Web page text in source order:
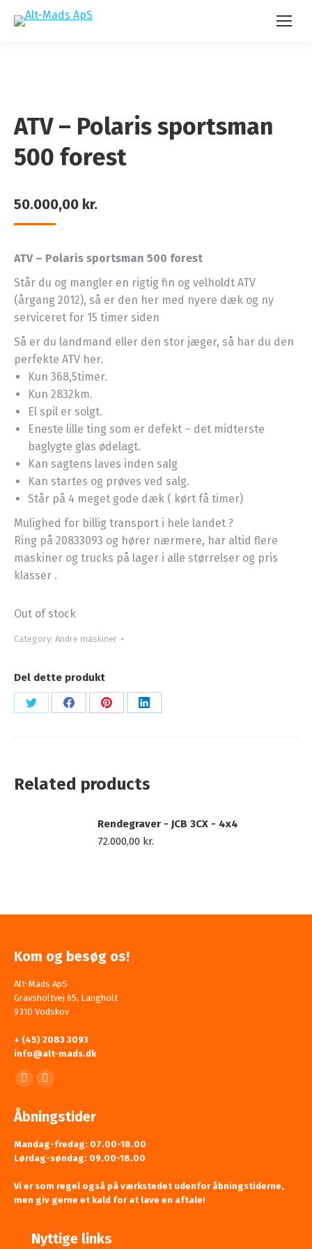
ATV – Polaris sportsman
500 forest
50.000,00 kr.
ATV – Polaris sportsman 500 forest
Står du og mangler en rigtig fin og velholdt ATV
(årgang 2012), så er den her med nyere dæk og ny
serviceret for 15 timer siden
Så er du landmand eller den stor jæger, så har du den
perfekte ATV her.
Kun 368,5timer.
Kun 2832km.
El spil er solgt.
Eneste lille ting som er defekt – det midterste
baglygte glas ødelagt.
Kan sagtens laves inden salg
Kan startes og prøves ved salg.
Står på 4 meget gode dæk ( kørt få timer)
Mulighed for billig transport i hele landet ?
Ring på 20833093 og hører nærmere, har altid flere
maskiner og trucks på lager i alle størrelser og pris
klasser .
Out of stock
Category: Andre maskiner
Del dette produkt
Share Share Share Share
Related products
Rendegraver - JCB 3CX - 4x4
72.000,00 kr.
Kom og besøg os!
Alt-Mads ApS
Gravsholtvej 65, Langholt
9310 Vodskov
+ (45) 2083 3093
info@alt-mads.dk
Find us on:
Facebook
opens
in
new
Mail
opens
in
new
Åbningstider
Mandag-fredag: 07.00-18.00
Lørdag-søndag: 09.00-18.00
Vi er som regel også på værkstedet udenfor åbningstiderne,
men giv gerne et kald for at lave en aftale!
Nyttige links